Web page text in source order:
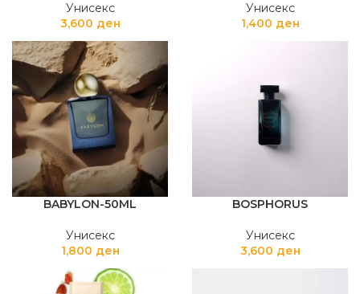
Унисекс
3,600 ден
Унисекс
1,400 ден
BABYLON-50ML
Унисекс
1,800 ден
BOSPHORUS
Унисекс
3,600 ден